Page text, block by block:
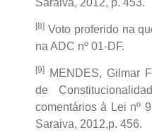
[8] Voto proferido na
na ADC nº 01-DF.
[9]
MENDES, Gilmar
de
comentários à Lei nº
Saraiva, 2012,p. 456.